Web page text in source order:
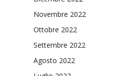
Novembre 2022
Ottobre 2022
Settembre 2022
Agosto 2022